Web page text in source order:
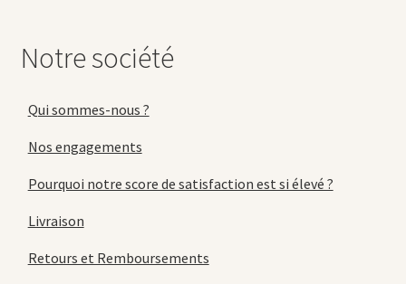
Notre société
Qui sommes-nous ?
Nos engagements
Pourquoi notre score de satisfaction est si élevé ?
Livraison
Retours et Remboursements